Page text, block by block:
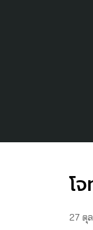
โ
27 ตุ